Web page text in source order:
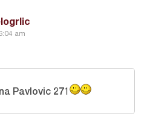
am
Pavlovic 271